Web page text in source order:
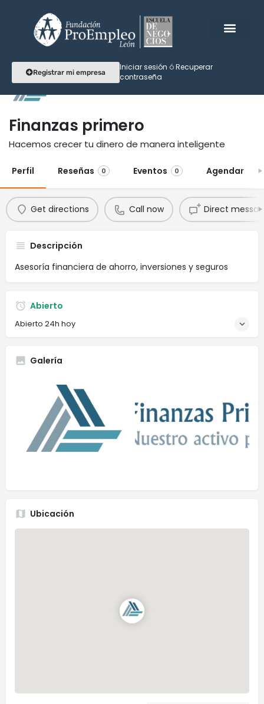
Registrar mi empresa
Iniciar sesión óRecuperar
contraseña
Finanzas primero
Hacemos crecer tu dinero de manera inteligente
Perfil Reseñas 0 Eventos 0 Agendar
Get directions Call now Direct
Descripción
Asesoría financiera de ahorro, inversiones y seguros
Abierto
Abierto 24h hoy
Galería
Ubicación